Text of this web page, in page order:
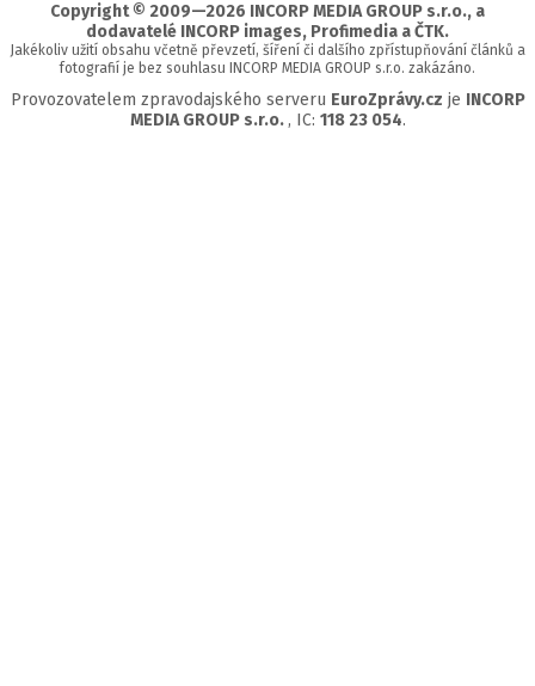
Copyright © 2009—2026 INCORP MEDIA GROUP s.r.o., a
dodavatelé INCORP images, Profimedia a ČTK.
Jakékoliv užití obsahu včetně převzetí, šíření či dalšího zpřístupňování článků a
fotografií je bez souhlasu INCORP MEDIA GROUP s.r.o. zakázáno.
Provozovatelem zpravodajského serveru EuroZprávy.cz je INCORP
MEDIA GROUP s.r.o., IC: 118 23 054.